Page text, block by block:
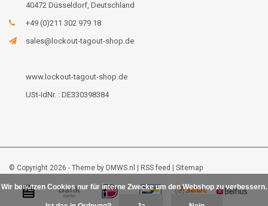
40472 Düsseldorf, Deutschland
+49 (0)211 302 979 18
sales@lockout-tagout-shop.de
www.lockout-tagout-shop.de
USt-IdNr. : DE330398384
© Copyright 2026 - Theme by DMWS.nl RSS feed Sitemap
Wir benutzen Cookies nur für interne Zwecke um den Webshop zu verbessern.